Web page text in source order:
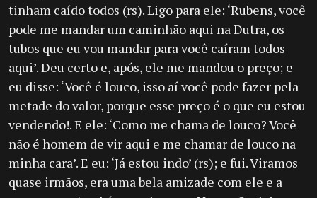
tinham caído todos (rs). Ligo para ele: ‘Rubens, você
pode me mandar um caminhão aqui na Dutra, os
tubos que eu vou mandar para você caíram todos
aqui’. Deu certo e, após, ele me mandou o preço; e
eu disse: ‘Você é louco, isso aí você pode fazer pela
metade do valor, porque esse preço é o que eu estou
vendendo!. E ele: ‘Como me chama de louco? Você
não é homem de vir aqui e me chamar de louco na
minha cara’. E eu: ‘Já estou indo’ (rs); e fui. Viramos
quase irmãos, era uma bela amizade com ele e a